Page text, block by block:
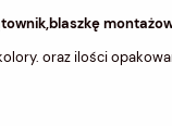
oraz ilości